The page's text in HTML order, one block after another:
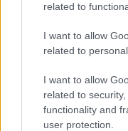
related to
I want to allow
related to
I want to allow
related to
functionality and
user protection.
Giornale dello
Spettacolo
Wondernet
Giuliana Sgrena